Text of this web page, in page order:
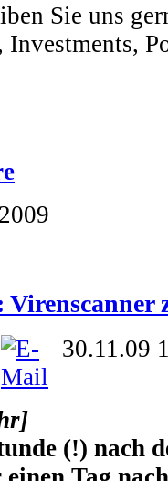
Sie uns
Investments,
30.11.09
(!) nach